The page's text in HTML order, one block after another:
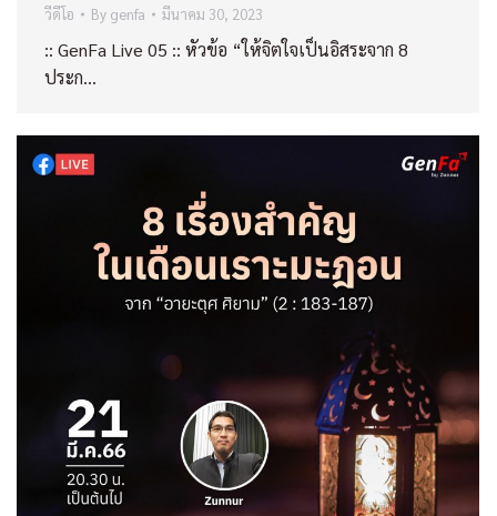
วีดีโอ By genfa มีนาคม 30, 2023
:: GenFa Live 05 :: หัวข้อ “ให้จิตใจเป็นอิสระจาก 8
ประก…